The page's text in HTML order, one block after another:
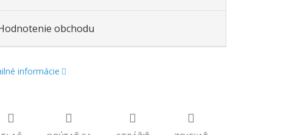
obchodu
informácie